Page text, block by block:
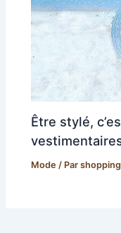
Être stylé,
Mode / Par